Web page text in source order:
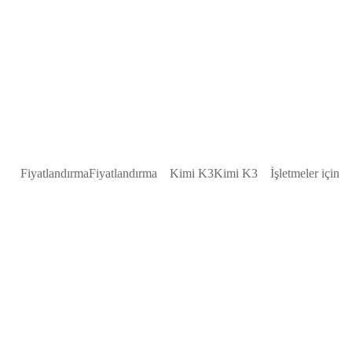
FiyatlandırmaFiyatlandırma Kimi K3Kimi K3 İşletmeler için